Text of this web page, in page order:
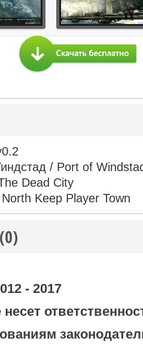
/ Port of
Dead City
Keep Player Town
- 2017